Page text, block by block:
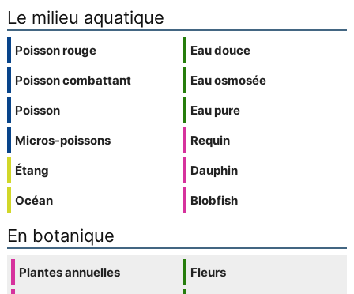
Le milieu aquatique
Poisson rouge
Poisson combattant
Poisson
Micros-poissons
Étang
Océan
Eau douce
Eau osmosée
Eau pure
Requin
Dauphin
Blobfish
En botanique
Plantes annuelles
Fleurs